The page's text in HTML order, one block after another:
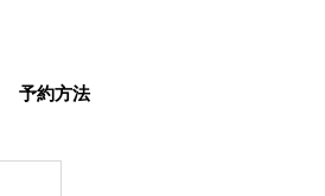
予約方法